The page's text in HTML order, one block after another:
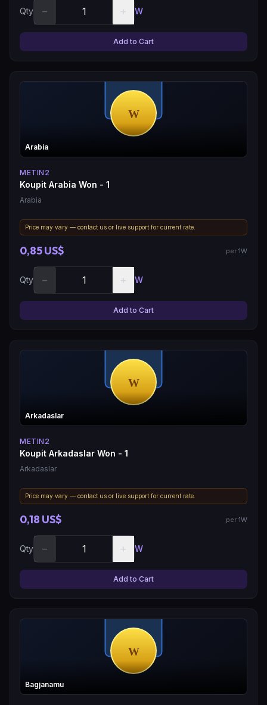
Qty − + W
Add to Cart
Arabia
METIN2
Koupit Arabia Won - 1
Arabia
Price may vary — contact us or live support for current rate.
0,85 US$ per 1W
Qty − + W
Add to Cart
Arkadaslar
METIN2
Koupit Arkadaslar Won - 1
Arkadaslar
Price may vary — contact us or live support for current rate.
0,18 US$ per 1W
Qty − + W
Add to Cart
Bagjanamu